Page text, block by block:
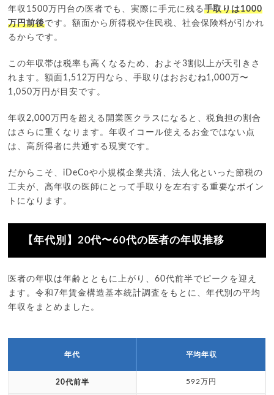
年収1500万円台の医者でも、実際に手元に残る 手取りは1000
万円前後です。額面から所得税や住民税、社会保険料が引かれ
るからです。
この年収帯は税率も高くなるため、およそ3割以上が天引きさ
れます。額面1,512万円なら、手取りはおおむね1,000万〜
1,050万円が目安です。
年収2,000万円を超える開業医クラスになると、税負担の割合
はさらに重くなります。年収イコール使えるお金ではない点
は、高所得者に共通する現実です。
だからこそ、iDeCoや小規模企業共済、法人化といった節税の
工夫が、高年収の医師にとって手取りを左右する重要なポイン
トになります。
【年代別】20代〜60代の医者の年収推移
医者の年収は年齢とともに上がり、60代前半でピークを迎え
ます。令和7年賃金構造基本統計調査をもとに、年代別の平均
年収をまとめました。
年代 平均年収
20代前半 592万円